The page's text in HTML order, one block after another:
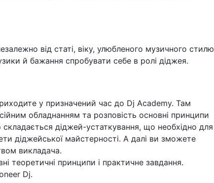
від статі, віку, улюбленого музичного стилю
й бажання спробувати себе в ролі діджея.
у призначений час до Dj Academy. Там
обладнанням та розповість основні принципи
складається діджей-устаткування, що необхідно для
діджейської майстерності. А далі ви зможете
викладача.
теоретичні принципи і практичне завдання.
Dj.